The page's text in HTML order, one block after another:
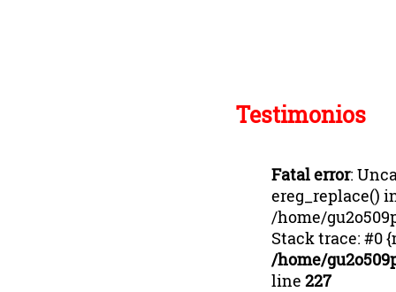
Testimonios
Fatal error:
ereg_replace()
/home/
Stack trace: #0
/home/
line 227